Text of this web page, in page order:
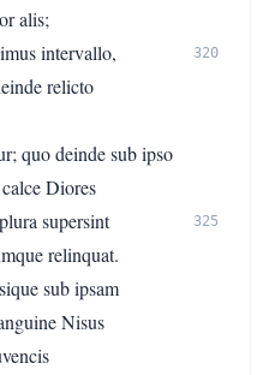
alis;
intervallo,
320
relicto
quo deinde sub ipso
Diores
supersint
325
relinquat.
sub ipsam
Nisus